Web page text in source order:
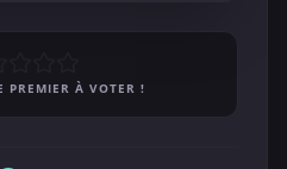
PREMIER À VOTER !